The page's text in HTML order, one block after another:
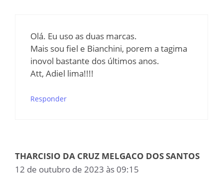
Olá. Eu uso as duas marcas.
Mais sou fiel e Bianchini, porem a tagima
inovol bastante dos últimos anos.
Att, Adiel lima!!!!
Responder
THARCISIO DA CRUZ MELGACO DOS SANTOS
12 de outubro de 2023 às 09:15